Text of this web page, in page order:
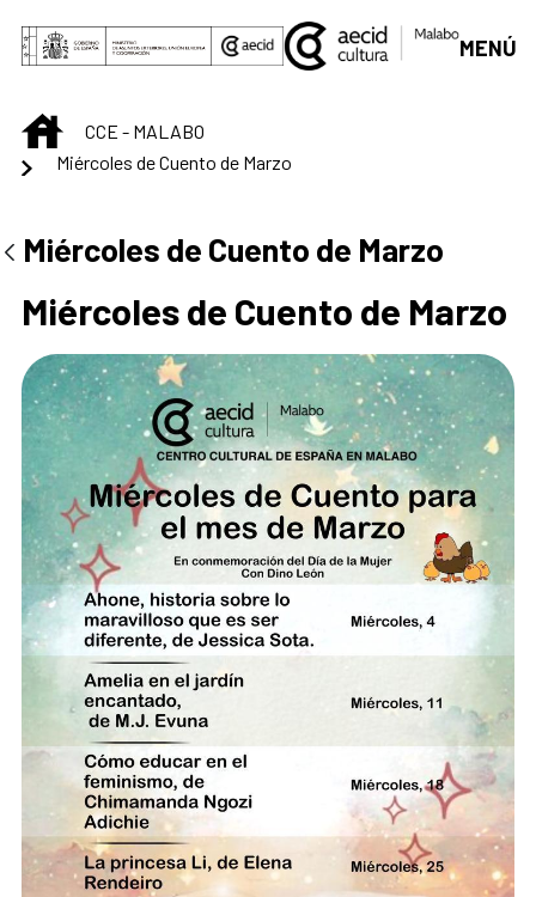
Saltar al contenido principal
MENÚ
INICIOCCE - MALABO
Miércoles de Cuento de Marzo
Centro Cultural de
Miércoles de Cuento de Marzo
Miércoles de Cuento de Marzo